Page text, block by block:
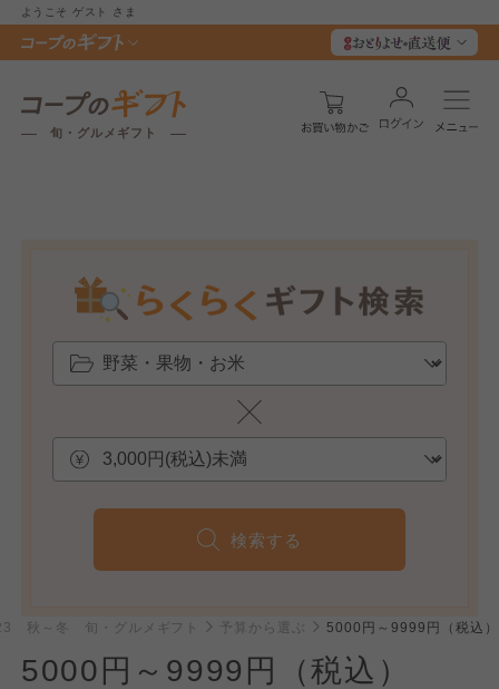
ようこそ ゲスト さま
旬・グルメギフト
検索する
秋～冬 旬・グルメギフト 予算から選ぶ 5000円～9999円（税込）
5000円～9999円（税込）